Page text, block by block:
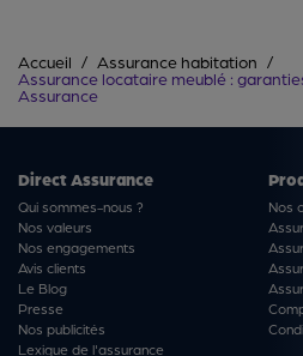
Accueil
Assurance habitation
Assurance locataire meublé :
Assurance
Direct Assurance
Qui sommes-nous ?
Nos valeurs
Nos engagements
Avis clients
Le Blog
Presse
Nos publicités
Lexique de l'assurance
Nos